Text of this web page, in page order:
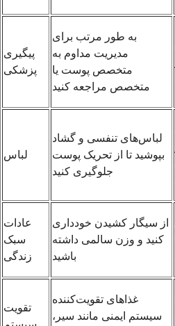
پیگیری
پزشکی
به طور مرتب برای
مدیریت مداوم به
متخصص پوست یا
متخصص مراجعه کنید
لباس
لباس‌های تنفسی و گشاد
بپوشید تا از تحریک پوست
جلوگیری کنید
عادات
سبک
زندگی
از سیگار کشیدن خودداری
کنید و وزن سالمی داشته
باشید
تقویت
غذاهای تقویت‌کننده
سیستم ایمنی مانند سیر،